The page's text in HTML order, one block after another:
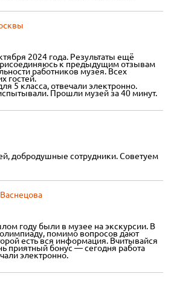
2024 года. Результаты ещё
к предыдущим отзывам
работников музея. Всех
гостей.
5 класса, отвечали электронно.
Прошли музей за 40 минут.
добродушные сотрудники. Советуем
году были в музее на экскурсии. В
помимо вопросов дают
есть вся информация. Вчитывайся
приятный бонус — сегодня работа
электронно.